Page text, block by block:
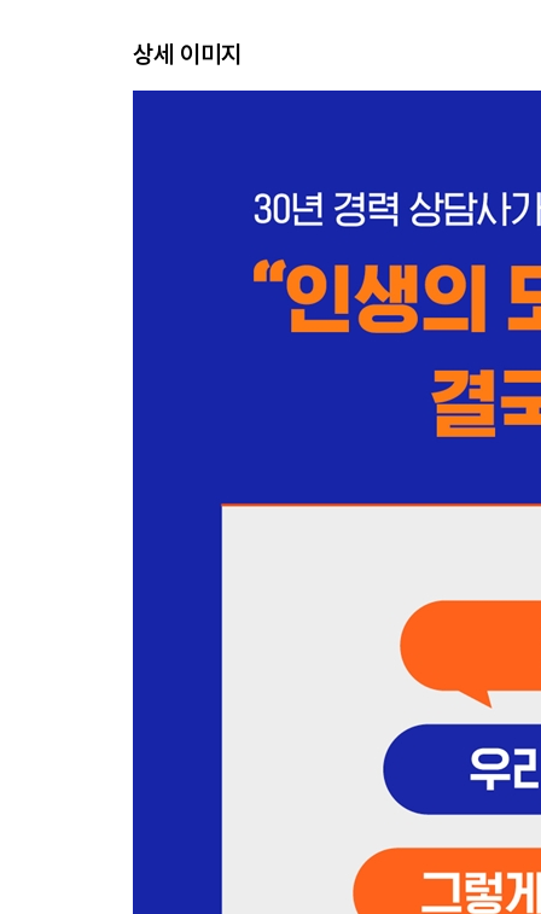
제5장 머릿속 부모에게서 독립하는 법
운명을 빌려 ‘원체험’ 바로잡기
원하는 대로 현실을 보여주는 뇌 만들기
제6장 머릿속 부모를 다시 키우면 현실의 부모도
머릿속 부모를 가르칠 객관적인 목소리가 필요하
결국 현실은 마음의 투영물이다
상세 이미지